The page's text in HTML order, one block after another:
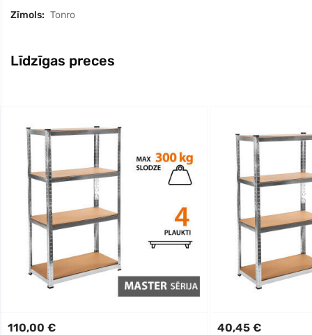
Zīmols: Tonro
Līdzīgas preces
110,00 € 40,45 €